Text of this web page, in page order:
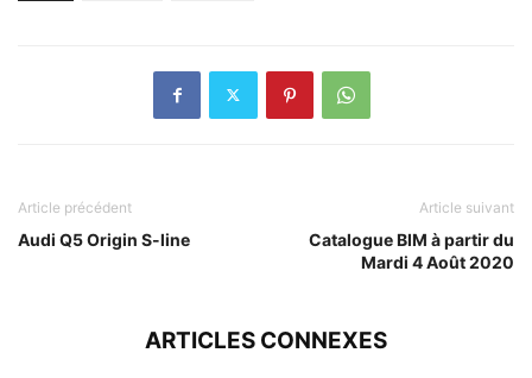
Article précédent
Audi Q5 Origin S-line
Article suivant
Catalogue BIM à partir du
Mardi 4 Août 2020
ARTICLES CONNEXES